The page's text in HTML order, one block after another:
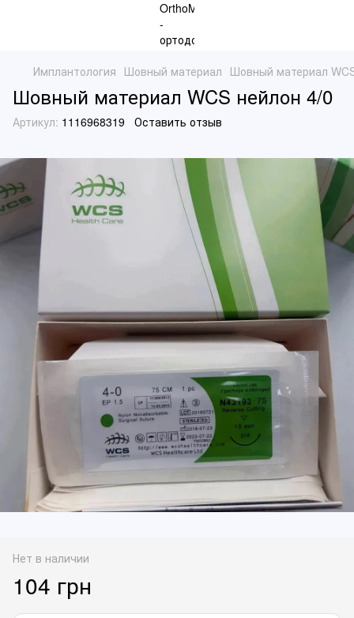
Имплантология Шовный материал Шовный материал
Шовный материал WCS нейлон 4/0
Артикул: 1116968319 Оставить отзыв
Нет в наличии
104 грн